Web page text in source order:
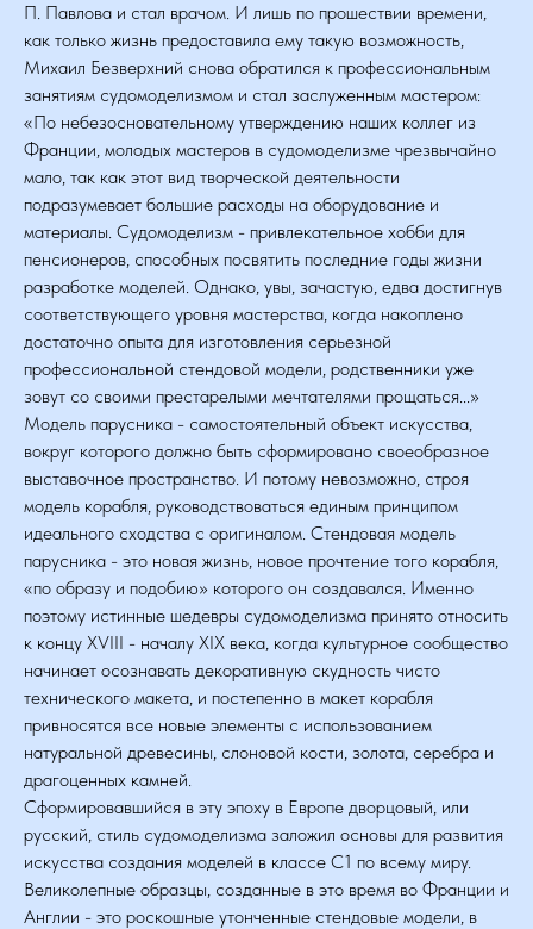
П. Павлова и стал врачом. И лишь по прошествии времени,
как только жизнь предоставила ему такую возможность,
Михаил Безверхний снова обратился к профессиональным
занятиям судомоделизмом и стал заслуженным мастером:
«По небезосновательному утверждению наших коллег из
Франции, молодых мастеров в судомоделизме чрезвычайно
мало, так как этот вид творческой деятельности
подразумевает большие расходы на оборудование и
материалы. Судомоделизм - привлекательное хобби для
пенсионеров, способных посвятить последние годы жизни
разработке моделей. Однако, увы, зачастую, едва достигнув
соответствующего уровня мастерства, когда накоплено
достаточно опыта для изготовления серьезной
профессиональной стендовой модели, родственники уже
зовут со своими престарелыми мечтателями прощаться...»
Модель парусника - самостоятельный объект искусства,
вокруг которого должно быть сформировано своеобразное
выставочное пространство. И потому невозможно, строя
модель корабля, руководствоваться единым принципом
идеального сходства с оригиналом. Стендовая модель
парусника - это новая жизнь, новое прочтение того корабля,
«по образу и подобию» которого он создавался. Именно
поэтому истинные шедевры судомоделизма принято относить
к концу XVIII - началу XIX века, когда культурное сообщество
начинает осознавать декоративную скудность чисто
технического макета, и постепенно в макет корабля
привносятся все новые элементы с использованием
натуральной древесины, слоновой кости, золота, серебра и
драгоценных камней.
Сформировавшийся в эту эпоху в Европе дворцовый, или
русский, стиль судомоделизма заложил основы для развития
искусства создания моделей в классе С1 по всему миру.
Великолепные образцы, созданные в это время во Франции и
Англии - это роскошные утонченные стендовые модели, в